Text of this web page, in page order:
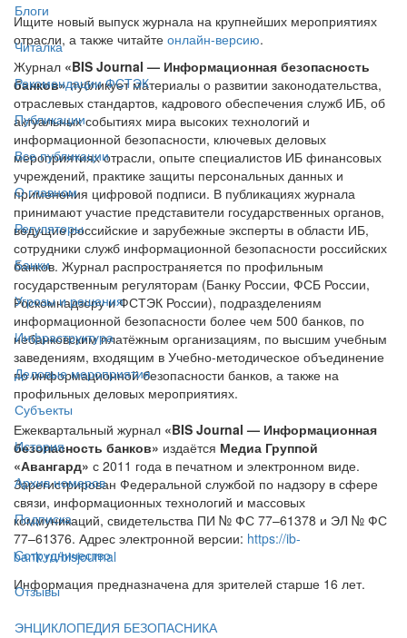
Блоги
Читалка
Рекомендации ФСТЭК
Публикации
Все публикации
О главном
Регуляторы
Банки
Угрозы и решения
Инфраструктура
Деловые мероприятия
Субъекты
История
Архив номеров
Подписка
Сотрудничество
Отзывы
ЭНЦИКЛОПЕДИЯ БЕЗОПАСНИКА
Ищите новый выпуск журнала на крупнейших мероприятиях
отрасли, а также читайте онлайн-версию.
Журнал «BIS Journal — Информационная безопасность
банков»публикует материалы о развитии законодательства,
отраслевых стандартов, кадрового обеспечения служб ИБ, об
актуальных событиях мира высоких технологий и
информационной безопасности, ключевых деловых
мероприятиях отрасли, опыте специалистов ИБ финансовых
учреждений, практике защиты персональных данных и
применения цифровой подписи. В публикациях журнала
принимают участие представители государственных органов,
ведущие российские и зарубежные эксперты в области ИБ,
сотрудники служб информационной безопасности российских
банков. Журнал распространяется по профильным
государственным регуляторам (Банку России, ФСБ России,
Роскомнадзору и ФСТЭК России), подразделениям
информационной безопасности более чем 500 банков, по
небанковским платёжным организациям, по высшим учебным
заведениям, входящим в Учебно-методическое объединение
по информационной безопасности банков, а также на
профильных деловых мероприятиях.
Ежеквартальный журнал «BIS Journal — Информационная
безопасность банков» издаётся Медиа Группой
«Авангард» с 2011 года в печатном и электронном виде.
Зарегистрирован Федеральной службой по надзору в сфере
связи, информационных технологий и массовых
коммуникаций, свидетельства ПИ № ФС 77–61378 и ЭЛ № ФС
77–61376. Адрес электронной версии: https://ib-
bank.ru/bisjournal
Информация предназначена для зрителей старше 16 лет.